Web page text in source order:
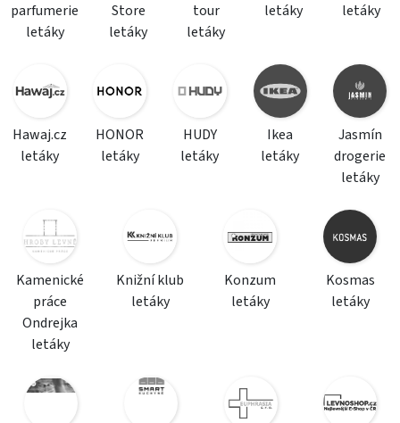
parfumerie
letáky
Store
letáky
tour
letáky
letáky
letáky
Hawaj.cz
letáky
HONOR
letáky
HUDY
letáky
Ikea
letáky
Jasmín
drogerie
letáky
Kamenické
práce
Ondrejka
letáky
Knižní klub
letáky
Konzum
letáky
Kosmas
letáky